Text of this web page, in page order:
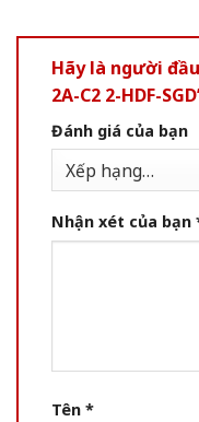
Hãy là người
2A-C2 2-HDF-
Đánh giá của bạn
Nhận xét của bạn
Tên *